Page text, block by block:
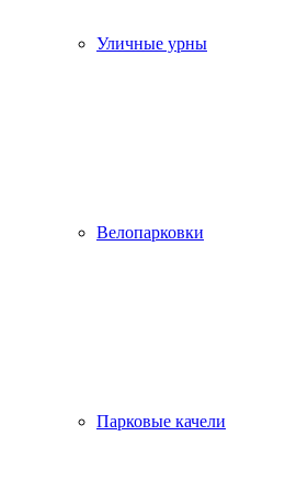
Уличные урны
Велопарковки
Парковые качели